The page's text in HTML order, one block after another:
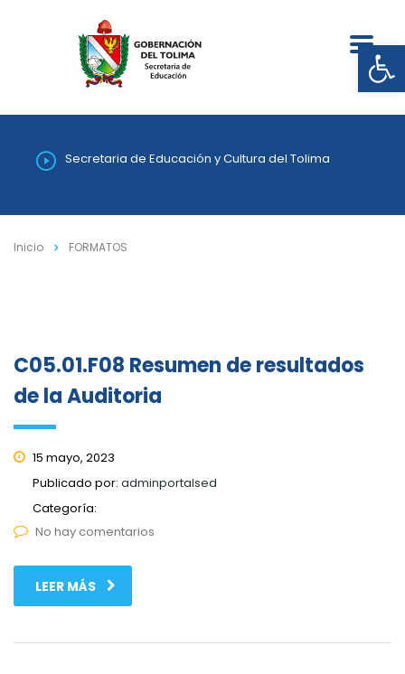
Secretaria de Educación y Cultura del Tolima
Inicio FORMATOS
C05.01.F08 Resumen de resultados
de la Auditoria
15 mayo, 2023
Publicado por: adminportalsed
Categoría:
No hay comentarios
LEER MÁS